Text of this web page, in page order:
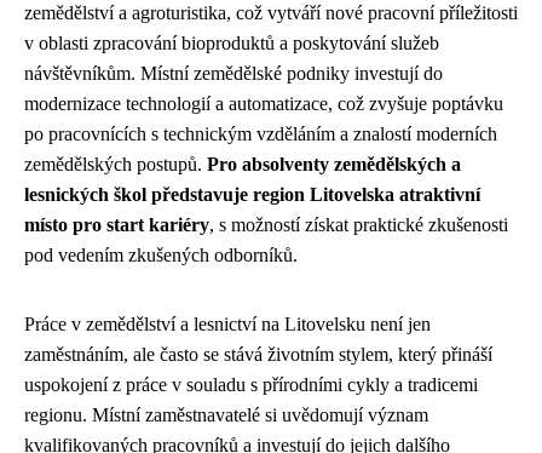
zemědělství a agroturistika, což vytváří nové pracovní příležitosti
v oblasti zpracování bioproduktů a poskytování služeb
návštěvníkům. Místní zemědělské podniky investují do
modernizace technologií a automatizace, což zvyšuje poptávku
po pracovnících s technickým vzděláním a znalostí moderních
zemědělských postupů. Pro absolventy zemědělských a
lesnických škol představuje region Litovelska atraktivní
místo pro start kariéry, s možností získat praktické zkušenosti
pod vedením zkušených odborníků.
Práce v zemědělství a lesnictví na Litovelsku není jen
zaměstnáním, ale často se stává životním stylem, který přináší
uspokojení z práce v souladu s přírodními cykly a tradicemi
regionu. Místní zaměstnavatelé si uvědomují význam
kvalifikovaných pracovníků a investují do jejich dalšího